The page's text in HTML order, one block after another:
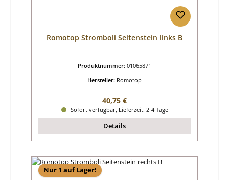
Romotop Stromboli Seitenstein links B
Produktnummer: 01065871
Hersteller: Romotop
Regulärer Preis:
40,75 €
Sofort verfügbar, Lieferzeit: 2-4 Tage
Details
Nur 1 auf Lager!